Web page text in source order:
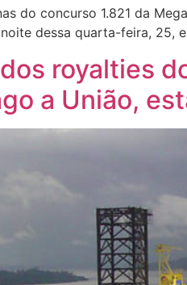
do concurso 1.821 da
dessa quarta-feira, 25,
royalties
a União,